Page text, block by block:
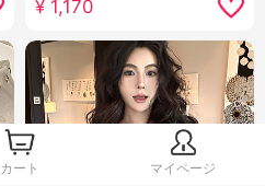
新品 ルーズフィット ス
リム効果 ストレートパ
ンツ
¥ 1,170
カート マイページ